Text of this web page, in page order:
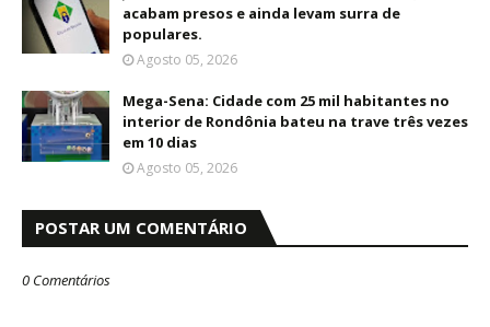
acabam presos e ainda levam surra de
populares.
Agosto 05, 2026
Mega-Sena: Cidade com 25 mil habitantes no
interior de Rondônia bateu na trave três vezes
em 10 dias
Agosto 05, 2026
POSTAR UM COMENTÁRIO
0 Comentários